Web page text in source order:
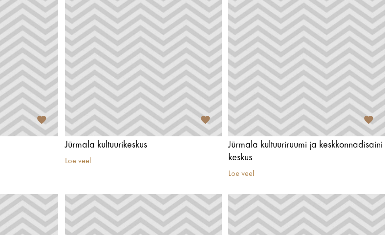
Jūrmala kultuurikeskus
Loe veel
Jūrmala kultuuriruumi ja keskkonnadisaini
keskus
Loe veel